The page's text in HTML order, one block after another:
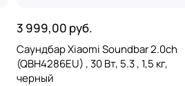
3 999,00 руб.
Саундбар Xiaomi Soundbar 2.0ch
(QBH4286EU) , 30 Вт, 5.3 , 1,5 кг,
черный